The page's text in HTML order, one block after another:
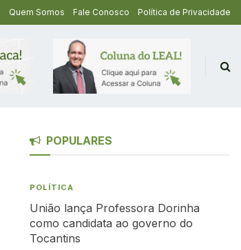
Quem Somos Fale Conosco Política de Privacidade
POPULARES
POLÍTICA
União lança Professora Dorinha
como candidata ao governo do
Tocantins